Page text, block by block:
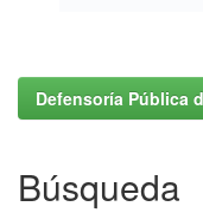
Defensoría Pública
Búsqueda